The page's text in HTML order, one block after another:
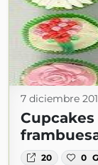
7 diciembre
20 0